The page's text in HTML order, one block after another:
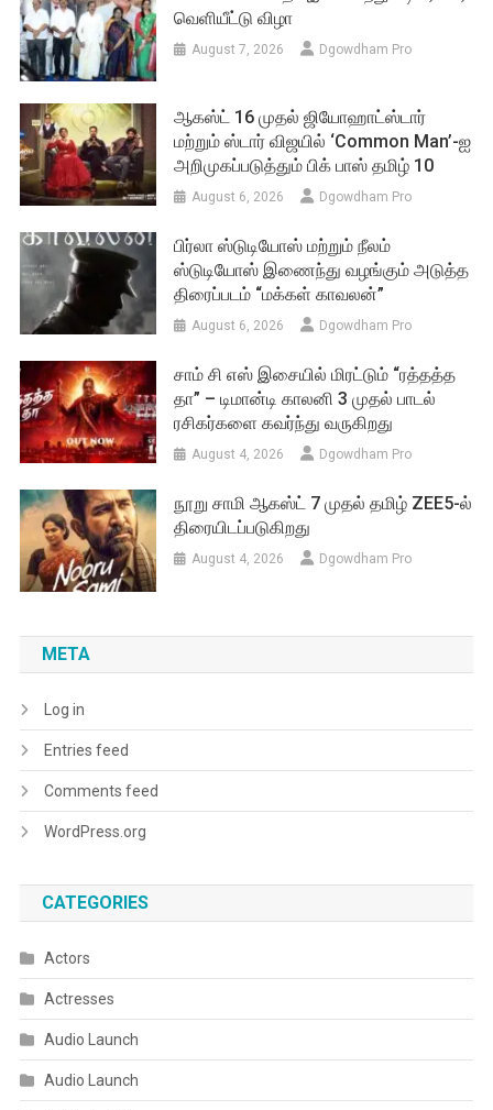
வெளியீட்டு விழா
August 7, 2026 Dgowdham Pro
ஆகஸ்ட் 16 முதல் ஜியோஹாட்ஸ்டார்
மற்றும் ஸ்டார் விஜயில் ‘Common Man’-ஐ
அறிமுகப்படுத்தும் பிக் பாஸ் தமிழ் 10
August 6, 2026 Dgowdham Pro
பிர்லா ஸ்டுடியோஸ் மற்றும் நீலம்
ஸ்டுடியோஸ் இணைந்து வழங்கும் அடுத்த
திரைப்படம் “மக்கள் காவலன்”
August 6, 2026 Dgowdham Pro
சாம் சி எஸ் இசையில் மிரட்டும் “ரத்தத்த
தா” – டிமான்டி காலனி 3 முதல் பாடல்
ரசிகர்களை கவர்ந்து வருகிறது
August 4, 2026 Dgowdham Pro
நூறு சாமி ஆகஸ்ட் 7 முதல் தமிழ் ZEE5-ல்
திரையிடப்படுகிறது
August 4, 2026 Dgowdham Pro
META
Log in
Entries feed
Comments feed
WordPress.org
CATEGORIES
Actors
Actresses
Audio Launch
Audio Launch